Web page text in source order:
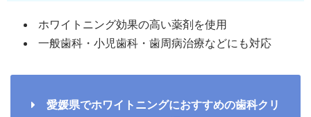
ホワイトニング効果の高い薬剤を使用
一般歯科・小児歯科・歯周病治療などにも対応
愛媛県でホワイトニングにおすすめの歯科クリ